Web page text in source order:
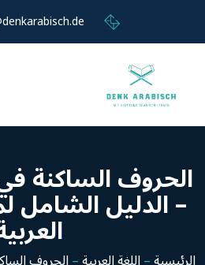
الحروف الساكنة
– الدليل الشامل